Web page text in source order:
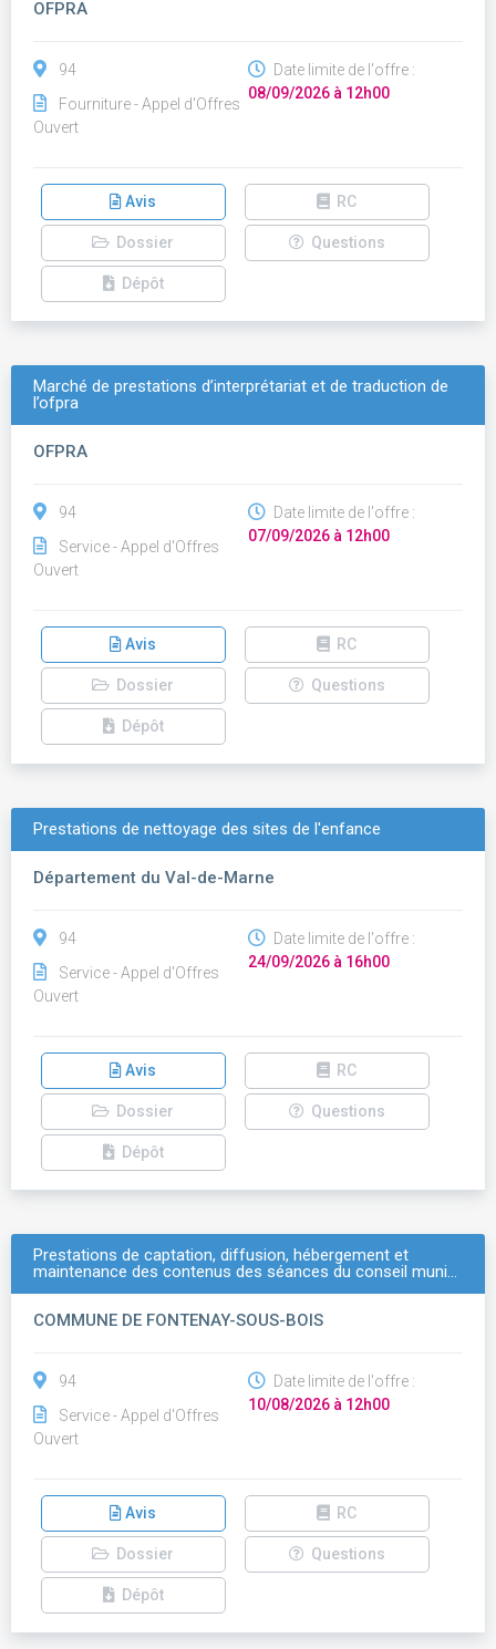
OFPRA
94
Fourniture - Appel d'Offres
Ouvert
Date limite de l'offre :
08/09/2026 à 12h00
Avis RC
Dossier Questions
Dépôt
Marché de prestations d’interprétariat et de traduction de
l’ofpra
OFPRA
94
Service - Appel d'Offres
Ouvert
Date limite de l'offre :
07/09/2026 à 12h00
Avis RC
Dossier Questions
Dépôt
Prestations de nettoyage des sites de l'enfance
Département du Val-de-Marne
94
Service - Appel d'Offres
Ouvert
Date limite de l'offre :
24/09/2026 à 16h00
Avis RC
Dossier Questions
Dépôt
Prestations de captation, diffusion, hébergement et
maintenance des contenus des séances du conseil muni…
COMMUNE DE FONTENAY-SOUS-BOIS
94
Service - Appel d'Offres
Ouvert
Date limite de l'offre :
10/08/2026 à 12h00
Avis RC
Dossier Questions
Dépôt